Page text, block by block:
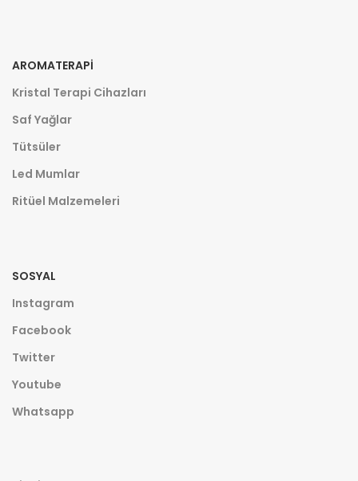
AROMATERAPI
Kristal Terapi Cihazları
Saf Yağlar
Tütsüler
Led Mumlar
Ritüel Malzemeleri
SOSYAL
Instagram
Facebook
Twitter
Youtube
Whatsapp